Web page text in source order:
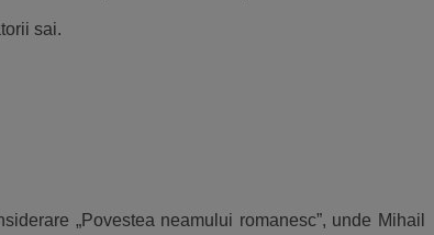
sai.
„Povestea neamului romanesc”, unde Mihail